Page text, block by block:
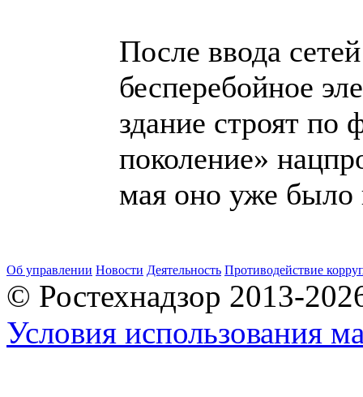
После ввода
бесперебойное
здание строят по
поколение»
мая оно уже было
Об управлении Новости Деятельность Противодействие
© Ростехнадзор 2013-
Условия использования